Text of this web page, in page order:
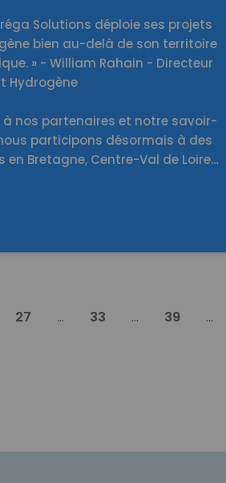
Solutions déploie ses projets
bien au-delà de son territoire
» - William Rahain - Directeur
Hydrogène
à nos partenaires et notre savoir-
participons désormais à des
en Bretagne, Centre-Val de Loire…
27 ... 33 ... 39 ...